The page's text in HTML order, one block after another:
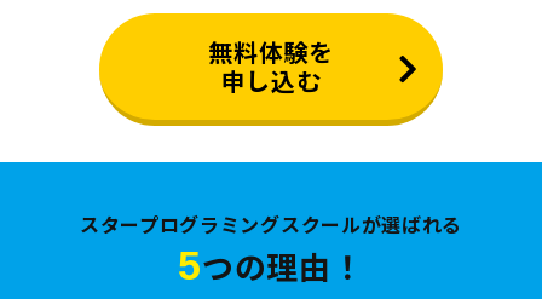
無料体験を
申し込む
スタープログラミングスクールが選ばれる
5つの理由！